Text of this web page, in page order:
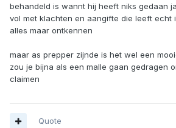
behandeld is wannt hij heeft niks gedaan
vol met klachten en aangifte die leeft echt
alles maar ontkennen
maar as prepper zijnde is het wel een
zou je bijna als een malle gaan gedragen
claimen
Quote